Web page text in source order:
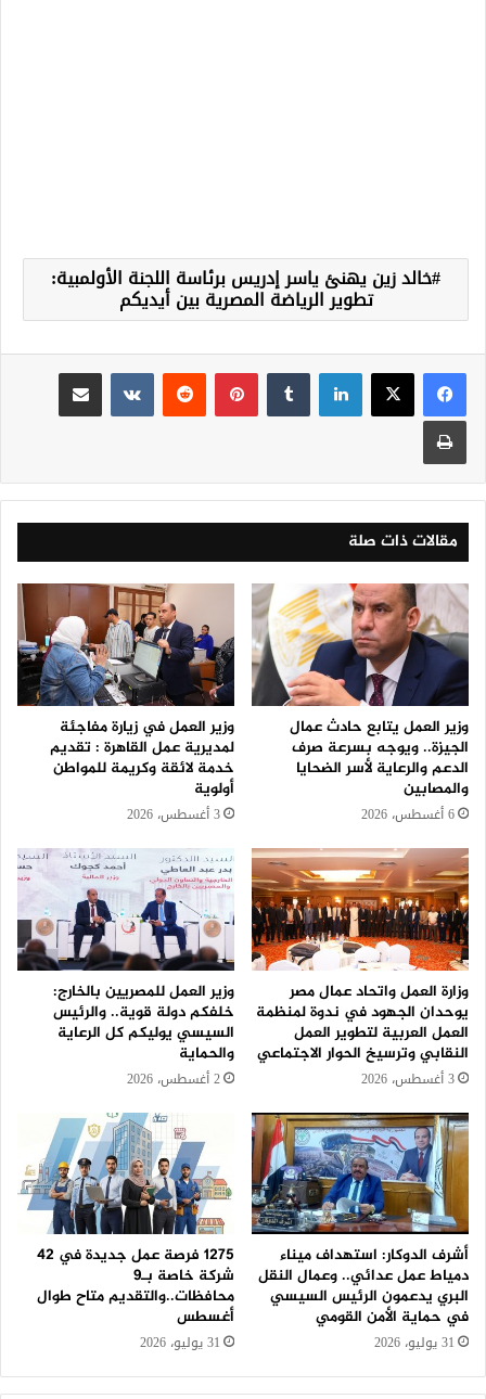
خالد زين يهنئ ياسر إدريس برئاسة اللجنة الأولمبية:
تطوير الرياضة المصرية بين أيديكم
لينكدإن بينتيريست
مقالات ذات صلة
وزير العمل يتابع حادث عمال
الجيزة.. ويوجه بسرعة صرف
الدعم والرعاية لأسر الضحايا
والمصابين
6 أغسطس، 2026
وزير العمل في زيارة مفاجئة
لمديرية عمل القاهرة : تقديم
خدمة لائقة وكريمة للمواطن
أولوية
3 أغسطس، 2026
وزارة العمل واتحاد عمال مصر
يوحدان الجهود في ندوة لمنظمة
العمل العربية لتطوير العمل
النقابي وترسيخ الحوار الاجتماعي
3 أغسطس، 2026
وزير العمل للمصريين بالخارج:
خلفكم دولة قوية.. والرئيس
السيسي يوليكم كل الرعاية
والحماية
2 أغسطس، 2026
أشرف الدوكار: استهداف ميناء
دمياط عمل عدائي.. وعمال النقل
البري يدعمون الرئيس السيسي
في حماية الأمن القومي
31 يوليو، 2026
1275 فرصة عمل جديدة في 42
شركة خاصة بـ9
محافظات..والتقديم متاح طوال
أغسطس
31 يوليو، 2026